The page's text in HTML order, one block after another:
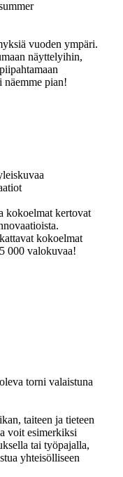
vuoden ympäri.
näyttelyihin,
näemme pian!
kokoelmat kertovat
kokoelmat
000 valokuvaa!
taiteen ja tieteen
voit esimerkiksi
tai työpajalla,
yhteisölliseen